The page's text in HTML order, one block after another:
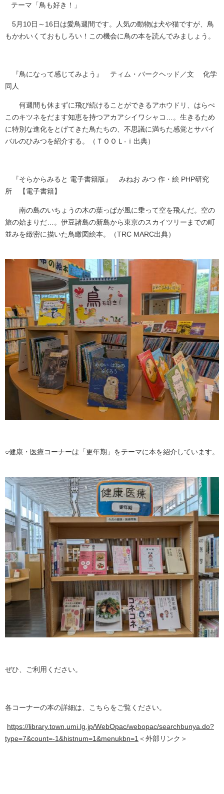
テーマ「鳥も好き！」
5月10日～16日は愛鳥週間です。人気の動物は犬や猫ですが、鳥
もかわいくておもしろい！この機会に鳥の本を読んでみましょう。​
『鳥になって感じてみよう』 ティム・バークヘッド／文 化学
同人
何週間も休まずに飛び続けることができるアホウドリ、はらぺ
このキツネをだます知恵を持つアカアシイワシャコ…。生きるため
に特別な進化をとげてきた鳥たちの、不思議に満ちた感覚とサバイ
バルのひみつを紹介する。（ＴＯＯＬ-ｉ出典）
『そらからみると 電子書籍版』 みねお みつ 作・絵 PHP研究
所 【電子書籍】
​南の島のいちょうの木の葉っぱが風に乗って空を飛んだ。空の
旅の始まりだ…。伊豆諸島の新島から東京のスカイツリーまでの町
並みを緻密に描いた鳥瞰図絵本。​
（TRC MARC出典）​
○健康・医療コーナーは「更年期」をテーマに本を紹介しています。
ぜひ、ご利用ください。
各コーナーの本の詳細は、こちらをご覧ください。
https://library.town.umi.lg.jp/WebOpac/webopac/searchbunya.do?
type=7&count=-1&histnum=1&menukbn=1 ＜外部リンク＞